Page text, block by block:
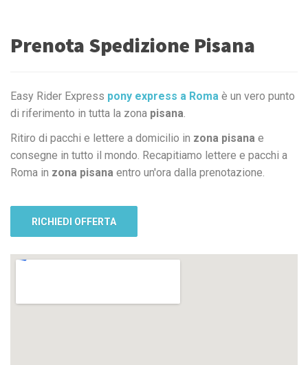
Prenota Spedizione Pisana
Easy Rider Express pony express a Roma è un vero punto
di riferimento in tutta la zona pisana.
Ritiro di pacchi e lettere a domicilio in zona pisana e
consegne in tutto il mondo. Recapitiamo lettere e pacchi a
Roma in zona pisana entro un'ora dalla prenotazione.
RICHIEDI OFFERTA